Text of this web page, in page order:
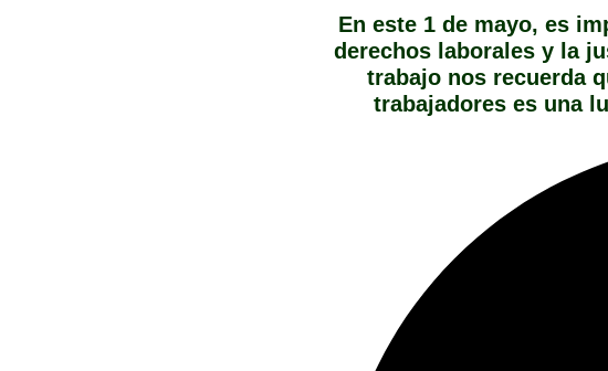
En este 1 de mayo, es
derechos laborales y la
trabajo nos recuerda
trabajadores es una